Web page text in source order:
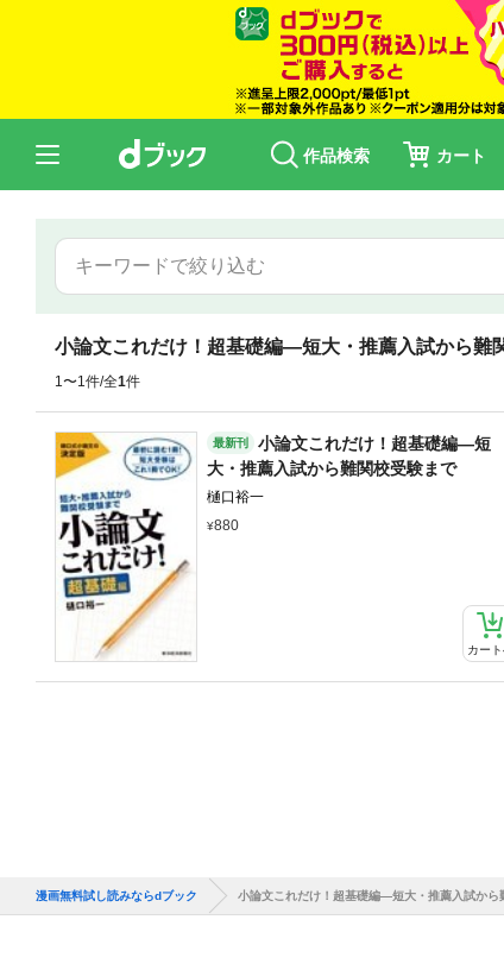
作品検索 カート
小論文これだけ！超基礎編―短大・推薦入試から難
1〜1件/全1件
最新刊
小論文これだけ！超基礎編―短
大・推薦入試から難関校受験まで
樋口裕一
880
カー
漫画無料試し読みならdブック 小論文これだけ！超基礎編―短大・推薦入試から